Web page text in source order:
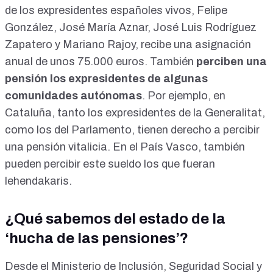
de los expresidentes españoles vivos, Felipe
González, José María Aznar, José Luis Rodríguez
Zapatero y Mariano Rajoy, recibe una asignación
anual de unos 75.000 euros. También perciben una
pensión los expresidentes de algunas
comunidades autónomas. Por ejemplo, en
Cataluña, tanto los expresidentes de la Generalitat,
como los del Parlamento, tienen derecho a percibir
una pensión vitalicia. En el País Vasco, también
pueden percibir este sueldo los que fueran
lehendakaris.
¿Qué sabemos del estado de la
‘hucha de las pensiones’?
Desde el Ministerio de Inclusión, Seguridad Social y